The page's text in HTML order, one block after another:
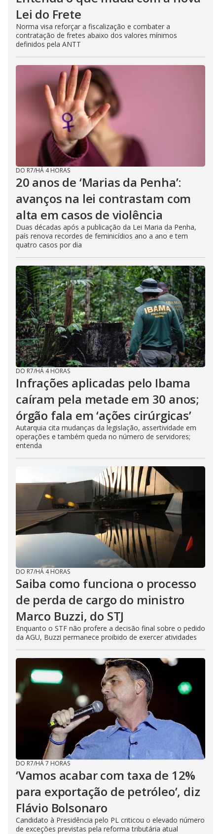
Lei do Frete
Norma visa reforçar a fiscalização e combater a
contratação de fretes abaixo dos valores mínimos
definidos pela ANTT
DO R7/HÁ 4 HORAS
20 anos de ‘Marias da Penha’:
avanços na lei contrastam com
alta em casos de violência
Duas décadas após a publicação da Lei Maria da Penha,
país renova recordes de feminicídios ano a ano e tem
quatro casos por dia
DO R7/HÁ 4 HORAS
Infrações aplicadas pelo Ibama
caíram pela metade em 30 anos;
órgão fala em ‘ações cirúrgicas’
Autarquia cita mudanças da legislação, assertividade em
operações e também queda no número de servidores;
entenda
DO R7/HÁ 4 HORAS
Saiba como funciona o processo
de perda de cargo do ministro
Marco Buzzi, do STJ
Enquanto o STF não profere a decisão final sobre o pedido
da AGU, Buzzi permanece proibido de exercer atividades
DO R7/HÁ 7 HORAS
‘Vamos acabar com taxa de 12%
para exportação de petróleo’, diz
Flávio Bolsonaro
Candidato à Presidência pelo PL criticou o elevado número
de exceções previstas pela reforma tributária atual